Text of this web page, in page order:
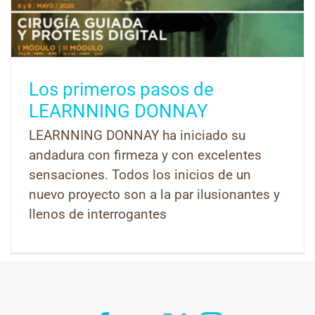
Los primeros pasos de
LEARNNING DONNAY
LEARNNING DONNAY ha iniciado su
andadura con firmeza y con excelentes
sensaciones. Todos los inicios de un
nuevo proyecto son a la par ilusionantes y
llenos de interrogantes